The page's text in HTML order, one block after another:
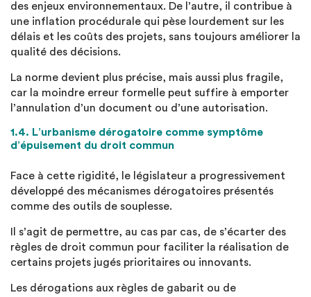
des enjeux environnementaux. De l’autre, il contribue à
une inflation procédurale qui pèse lourdement sur les
délais et les coûts des projets, sans toujours améliorer la
qualité des décisions.
La norme devient plus précise, mais aussi plus fragile,
car la moindre erreur formelle peut suffire à emporter
l’annulation d’un document ou d’une autorisation.
1.4. L’urbanisme dérogatoire comme symptôme
d’épuisement du droit commun
Face à cette rigidité, le législateur a progressivement
développé des mécanismes dérogatoires présentés
comme des outils de souplesse.
Il s’agit de permettre, au cas par cas, de s’écarter des
règles de droit commun pour faciliter la réalisation de
certains projets jugés prioritaires ou innovants.
Les dérogations aux règles de gabarit ou de